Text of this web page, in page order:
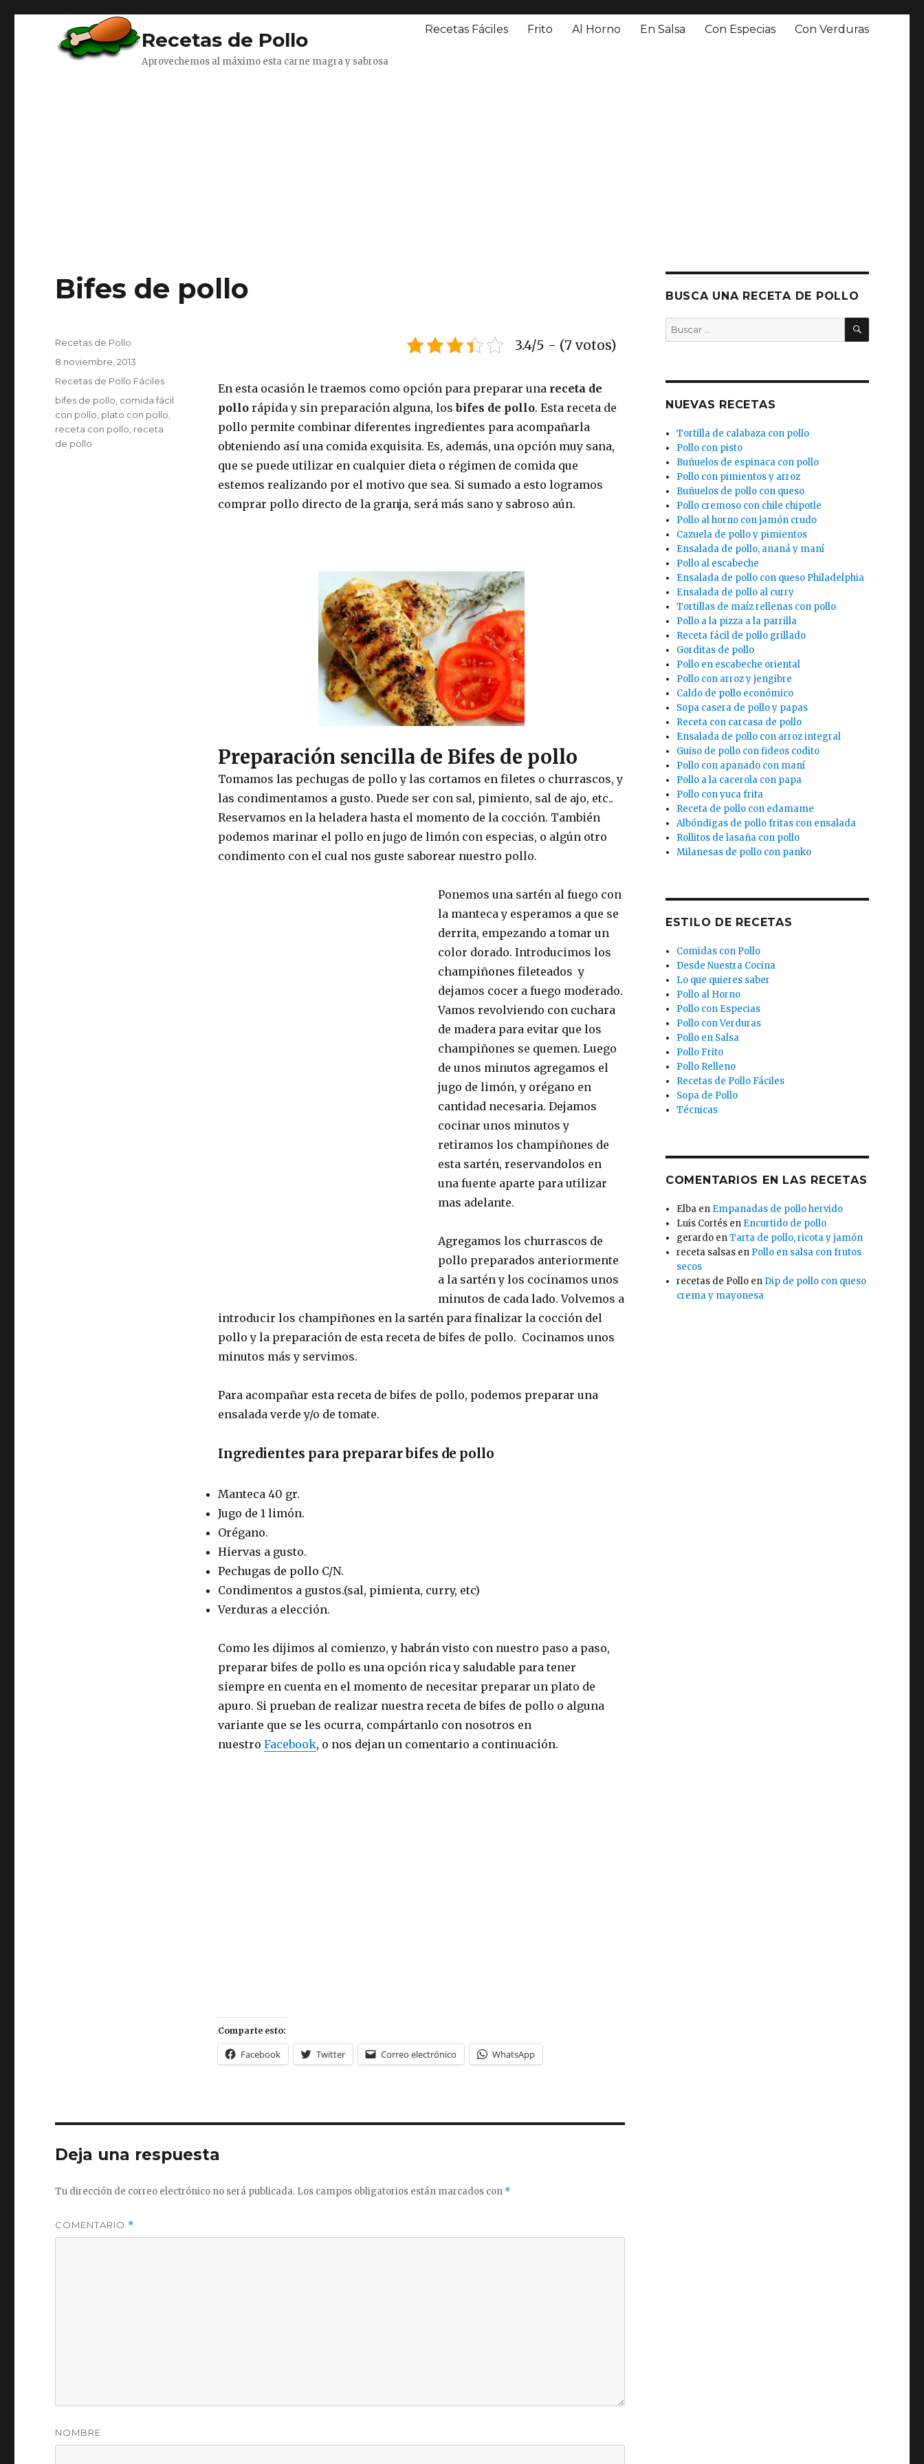
Recetas de Pollo
Aprovechemos al máximo esta carne magra y sabrosa
Recetas Fáciles Frito Al Horno En Salsa Con Especias Con Verduras
Bifes de pollo
3.4/5 - (7 votos)
En esta ocasión le traemos como opción para preparar una receta de
pollorápida y sin preparación alguna, losbifes de pollo. Esta receta de
pollo permite combinar diferentes ingredientes para acompañarla
obteniendo así una comida exquisita. Es, además, una opción muy sana,
que se puede utilizar en cualquier dieta o régimen de comida que
estemos realizando por el motivo que sea. Si sumado a esto logramos
comprar pollo directo de la granja, será más sano y sabroso aún.
Preparación sencilla de Bifes de pollo
Tomamos las pechugas de pollo y las cortamos en filetes o churrascos, y
las condimentamos a gusto. Puede ser con sal, pimiento, sal de ajo, etc..
Reservamos en la heladera hasta el momento de la cocción. También
podemos marinar el pollo en jugo de limón con especias, o algún otro
condimento con el cual nos guste saborear nuestro pollo.
Ponemos una sartén al fuego con
la manteca y esperamos a que se
derrita, empezando a tomar un
color dorado. Introducimos los
champiñones fileteados y
dejamos cocer a fuego moderado.
Vamos revolviendo con cuchara
de madera para evitar que los
champiñones se quemen. Luego
de unos minutos agregamos el
jugo de limón, y orégano en
cantidad necesaria. Dejamos
cocinar unos minutos y
retiramos los champiñones de
esta sartén, reservandolos en
una fuente aparte para utilizar
mas adelante.
Agregamos los churrascos de
pollo preparados anteriormente
a la sartén y los cocinamos unos
minutos de cada lado. Volvemos a
introducir los champiñones en la sartén para finalizar la cocción del
pollo y la preparación de esta receta de bifes de pollo. Cocinamos unos
minutos más y servimos.
Para acompañar esta receta de bifes de pollo, podemos preparar una
ensalada verde y/o de tomate.
Ingredientes para preparar bifes de pollo
Manteca 40 gr.
Jugo de 1 limón.
Orégano.
Hiervas a gusto.
Pechugas de pollo C/N.
Condimentos a gustos.(sal, pimienta, curry, etc)
Verduras a elección.
Como les dijimos al comienzo, y habrán visto con nuestro paso a paso,
preparar bifes de pollo es una opción rica y saludable para tener
siempre en cuenta en el momento de necesitar preparar un plato de
apuro. Si prueban de realizar nuestra receta de bifes de pollo o alguna
variante que se les ocurra, compártanlo con nosotros en
nuestro Facebook, o nos dejan un comentario a continuación.
Comparte esto:
Facebook Twitter Correo electrónico WhatsApp
Autor
Recetas de Pollo
Publicado
8 noviembre, 2013
Categorías
Recetas de Pollo Fáciles
Etiquetas
bifes de pollo comida fácil
con pollo plato con pollo
receta con pollo receta
de pollo
Deja una respuesta
Tu dirección de correo electrónico no será publicada. Los campos obligatorios están marcados con *
COMENTARIO *
NOMBRE
BUSCA UNA RECETA DE POLLO
Buscar
por:
BUSCAR
NUEVAS RECETAS
Tortilla de calabaza con pollo
Pollo con pisto
Buñuelos de espinaca con pollo
Pollo con pimientos y arroz
Buñuelos de pollo con queso
Pollo cremoso con chile chipotle
Pollo al horno con jamón crudo
Cazuela de pollo y pimientos
Ensalada de pollo, ananá y maní
Pollo al escabeche
Ensalada de pollo con queso Philadelphia
Ensalada de pollo al curry
Tortillas de maíz rellenas con pollo
Pollo a la pizza a la parrilla
Receta fácil de pollo grillado
Gorditas de pollo
Pollo en escabeche oriental
Pollo con arroz y jengibre
Caldo de pollo económico
Sopa casera de pollo y papas
Receta con carcasa de pollo
Ensalada de pollo con arroz integral
Guiso de pollo con fideos codito
Pollo con apanado con maní
Pollo a la cacerola con papa
Pollo con yuca frita
Receta de pollo con edamame
Albóndigas de pollo fritas con ensalada
Rollitos de lasaña con pollo
Milanesas de pollo con panko
ESTILO DE RECETAS
Comidas con Pollo
Desde Nuestra Cocina
Lo que quieres saber
Pollo al Horno
Pollo con Especias
Pollo con Verduras
Pollo en Salsa
Pollo Frito
Pollo Relleno
Recetas de Pollo Fáciles
Sopa de Pollo
Técnicas
COMENTARIOS EN LAS RECETAS
Elba en Empanadas de pollo hervido
Luis Cortés en Encurtido de pollo
gerardo enTarta de pollo, ricota y jamón
receta salsas en Pollo en salsa con frutos
secos
recetas de Pollo en Dip de pollo con queso
crema y mayonesa